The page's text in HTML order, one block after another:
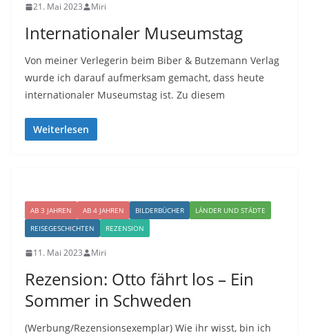
21. Mai 2023 Miri
Internationaler Museumstag
Von meiner Verlegerin beim Biber & Butzemann Verlag
wurde ich darauf aufmerksam gemacht, dass heute
internationaler Museumstag ist. Zu diesem
Weiterlesen
AB 3 JAHREN AB 4 JAHREN BILDERBÜCHER
LÄNDER UND STÄDTE
REISEGESCHICHTEN
REZENSION
11. Mai 2023 Miri
Rezension: Otto fährt los – Ein
Sommer in Schweden
(Werbung/Rezensionsexemplar) Wie ihr wisst, bin ich